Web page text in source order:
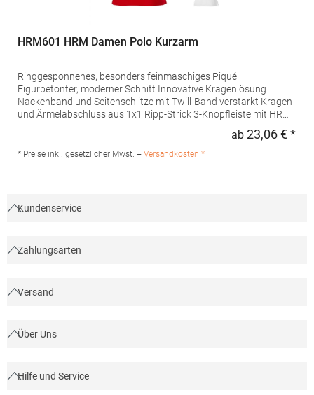
HRM601 HRM Damen Polo Kurzarm
Ringgesponnenes, besonders feinmaschiges Piqué
Figurbetonter, moderner Schnitt Innovative Kragenlösung
Nackenband und Seitenschlitze mit Twill-Band verstärkt Kragen
und Ärmelabschluss aus 1x1 Ripp-Strick 3-Knopfleiste mit HRM-
waschbarTrockner geeignetGrammatur: 180
textil.de
ab 23,06 € *
* Preise inkl. gesetzlicher Mwst. + Versandkosten *
Kundenservice
Zahlungsarten
Versand
Über Uns
Hilfe und Service